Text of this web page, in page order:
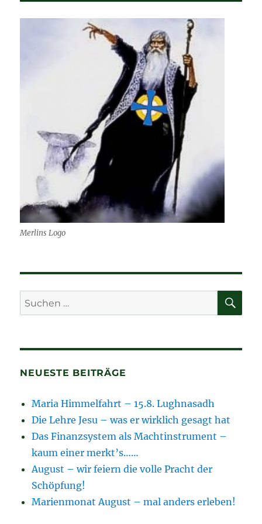
anders
erleben!
Merlins Logo
Suchen
nach:
NEUESTE BEITRÄGE
Maria Himmelfahrt – 15.8. Lughnasadh
Die Lehre Jesu – was er wirklich gesagt hat
Das Finanzsystem als Machtinstrument –
kaum einer merkt’s……
August – wir feiern die volle Pracht der
Schöpfung!
Marienmonat August – mal anders erleben!